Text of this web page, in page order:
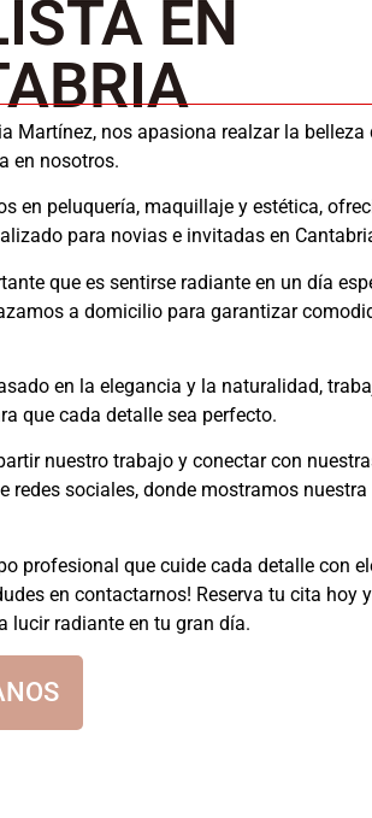
EN
Martínez, nos apasiona realzar la belleza
en nosotros.
en peluquería, maquillaje y estética,
para novias e invitadas en
que es sentirse radiante en un día
a domicilio para garantizar
en la elegancia y la naturalidad,
que cada detalle sea perfecto.
nuestro trabajo y conectar con
redes sociales, donde mostramos
profesional que cuide cada detalle con
en contactarnos! Reserva tu cita hoy y
lucir radiante en tu gran día.